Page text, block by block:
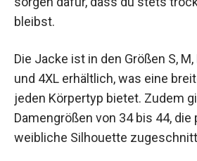
12000mm PU und einer
6000 g/m²/24h. Diese
Spezifikationen sorgen dafür,
trocken und warm bleibst.
Die Jacke ist in den Größen S, M,
und 4XL erhältlich, was eine
jeden Körpertyp bietet. Zudem